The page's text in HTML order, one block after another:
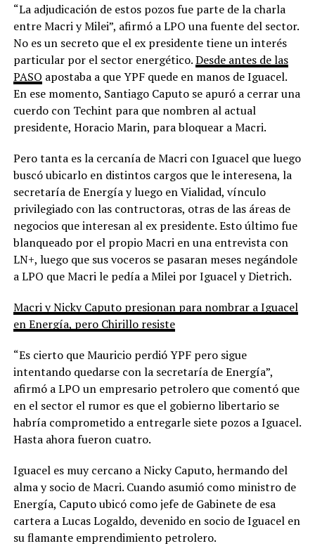
“La adjudicación de estos pozos fue parte de la charla
entre Macri y Milei”, afirmó a LPO una fuente del sector.
No es un secreto que el ex presidente tiene un interés
particular por el sector energético.Desde antes de las
PASO apostaba a que YPF quede en manos de Iguacel.
En ese momento, Santiago Caputo se apuró a cerrar una
cuerdo con Techint para que nombren al actual
presidente, Horacio Marin, para bloquear a Macri.
Pero tanta es la cercanía de Macri con Iguacel que luego
buscó ubicarlo en distintos cargos que le interesena, la
secretaría de Energía y luego en Vialidad, vínculo
privilegiado con las contructoras, otras de las áreas de
negocios que interesan al ex presidente. Esto último fue
blanqueado por el propio Macri en una entrevista con
LN+, luego que sus voceros se pasaran meses negándole
a LPO que Macri le pedía a Milei por Iguacel y Dietrich.
Macri y Nicky Caputo presionan para nombrar a Iguacel
en Energía, pero Chirillo resiste
“Es cierto que Mauricio perdió YPF pero sigue
intentando quedarse con la secretaría de Energía”,
afirmó a LPO un empresario petrolero que comentó que
en el sector el rumor es que el gobierno libertario se
habría comprometido a entregarle siete pozos a Iguacel.
Hasta ahora fueron cuatro.
Iguacel es muy cercano a Nicky Caputo, hermando del
alma y socio de Macri. Cuando asumió como ministro de
Energía, Caputo ubicó como jefe de Gabinete de esa
cartera a Lucas Logaldo, devenido en socio de Iguacel en
su flamante emprendimiento petrolero.